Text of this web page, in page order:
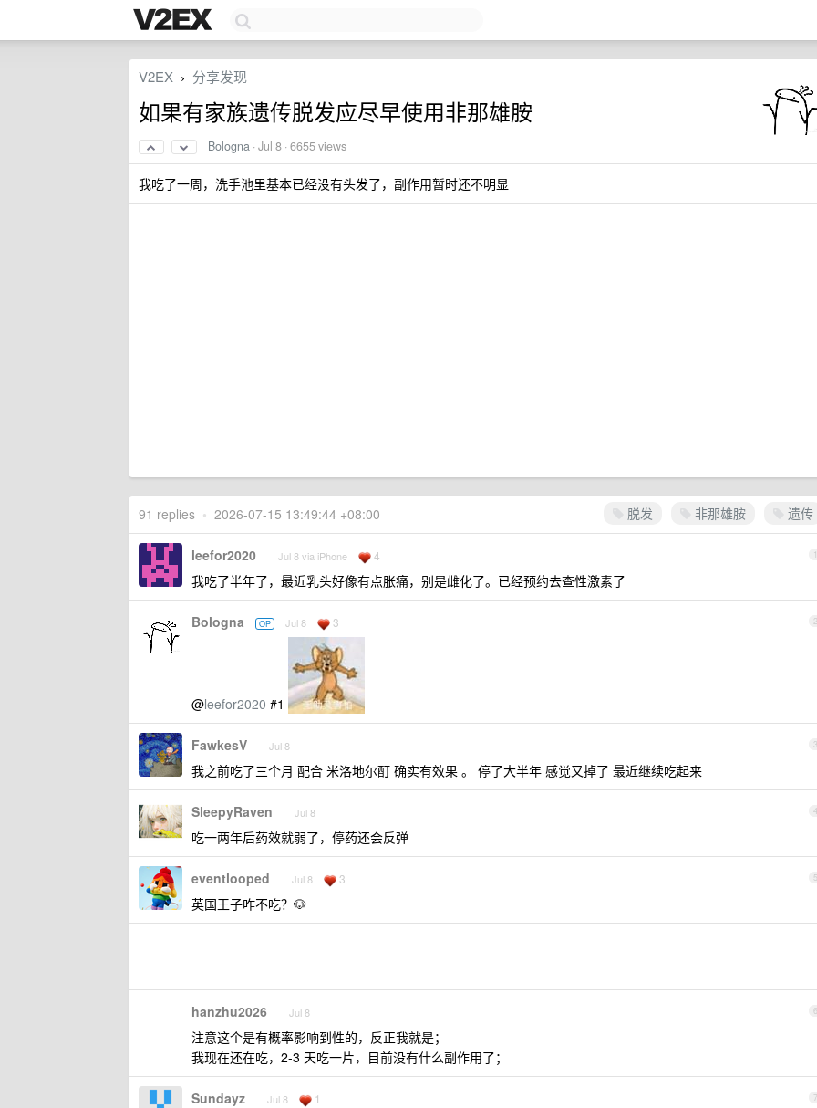
V2EX › 分享发现
如果有家族遗传脱发应尽早使用非那雄胺
Bologna ·Jul 8 · 6655 views
我吃了一周，洗手池里基本已经没有头发了，副作用暂时还不明显
脱发 非那雄胺 遗传
91 replies • 2026-07-15 13:49:44 +08:00
1
leefor2020 Jul 8 via iPhone 4
我吃了半年了，最近乳头好像有点胀痛，别是雌化了。已经预约去查性激素了
2
Bologna OP Jul 8 3
@leefor2020 #1
3
FawkesV Jul 8
我之前吃了三个月 配合 米洛地尔酊 确实有效果 。 停了大半年 感觉又掉了 最近继续吃起来
4
SleepyRaven Jul 8
吃一两年后药效就弱了，停药还会反弹
5
eventlooped Jul 8 3
英国王子咋不吃？🐶
6
hanzhu2026 Jul 8
注意这个是有概率影响到性的，反正我就是；
我现在还在吃，2-3 天吃一片，目前没有什么副作用了；
7
Sundayz Jul 8 1